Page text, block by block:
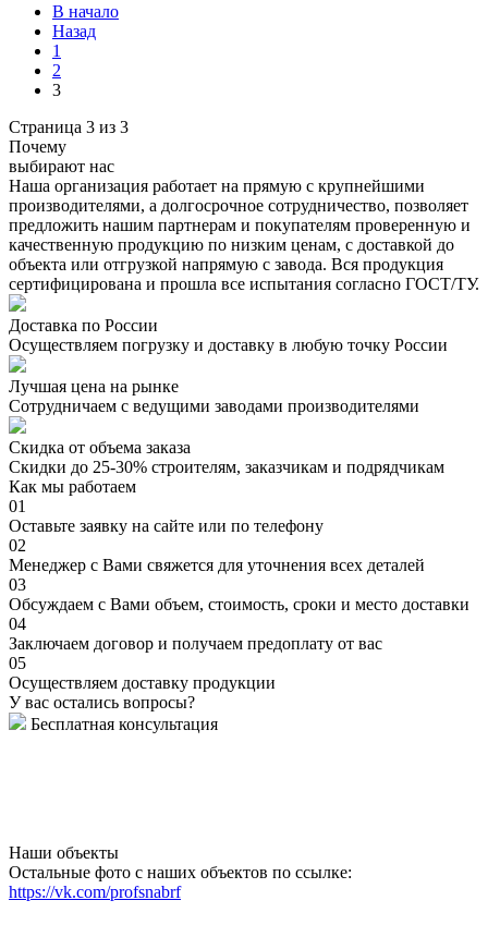
В начало
Назад
1
2
3
Страница 3 из 3
Почему
выбирают нас
Наша организация работает на прямую с крупнейшими
производителями, а долгосрочное сотрудничество, позволяет
предложить нашим партнерам и покупателям проверенную и
качественную продукцию по низким ценам, с доставкой до
объекта или отгрузкой напрямую с завода. Вся продукция
сертифицирована и прошла все испытания согласно ГОСТ/ТУ.
Доставка по России
Осуществляем погрузку и доставку в любую точку России
Лучшая цена на рынке
Сотрудничаем с ведущими заводами производителями
Скидка от объема заказа
Скидки до 25-30% строителям, заказчикам и подрядчикам
Как мы работаем
01
Оставьте заявку на сайте или по телефону
02
Менеджер с Вами свяжется для уточнения всех деталей
03
Обсуждаем с Вами объем, стоимость, сроки и место доставки
04
Заключаем договор и получаем предоплату от вас
05
Осуществляем доставку продукции
У вас остались вопросы?
Бесплатная консультация
Наши объекты
Остальные фото с наших объектов по ссылке:
https://vk.com/profsnabrf